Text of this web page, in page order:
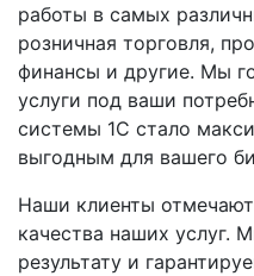
работы в самых
розничная торговля,
финансы и другие. Мы
услуги под ваши
системы 1C стало
выгодным для вашего
Наши клиенты
качества наших услуг.
результату и